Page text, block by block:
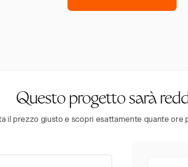
Questo progetto sarà
il prezzo giusto e scopri esattamente quante ore